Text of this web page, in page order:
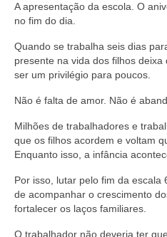
A apresentação da escola. O
no fim do dia.
Quando se trabalha seis dias
presente na vida dos filhos
ser um privilégio para poucos.
Não é falta de amor. Não é
Milhões de trabalhadores e
que os filhos acordem e voltam
Enquanto isso, a infância
Por isso, lutar pelo fim da
de acompanhar o crescimento
fortalecer os laços familiares.
O trabalhador não deveria ter